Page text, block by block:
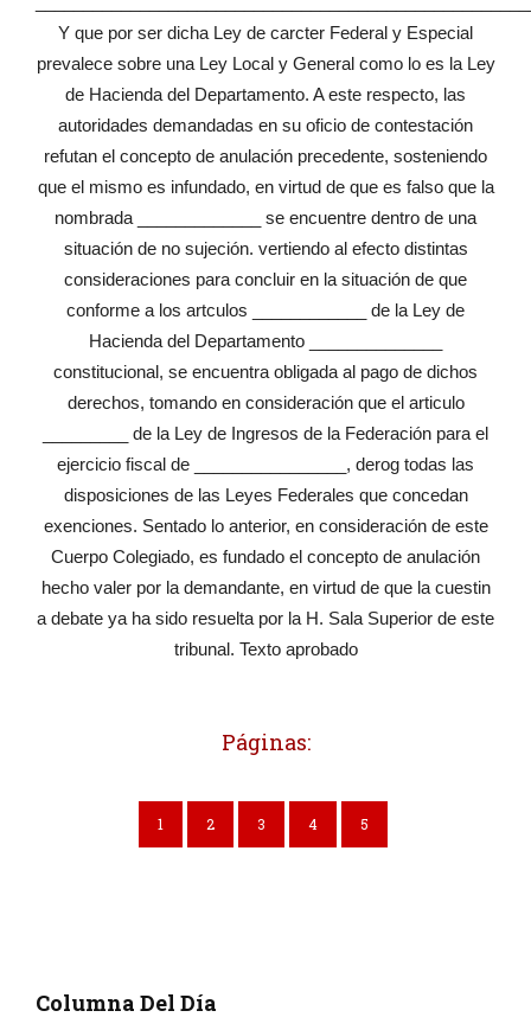
Y que por ser dicha Ley de carcter Federal y Especial
prevalece sobre una Ley Local y General como lo es la Ley
de Hacienda del Departamento. A este respecto, las
autoridades demandadas en su oficio de contestación
refutan el concepto de anulación precedente, sosteniendo
que el mismo es infundado, en virtud de que es falso que la
nombrada _____________ se encuentre dentro de una
situación de no sujeción. vertiendo al efecto distintas
consideraciones para concluir en la situación de que
conforme a los artculos ____________ de la Ley de
Hacienda del Departamento ______________
constitucional, se encuentra obligada al pago de dichos
derechos, tomando en consideración que el articulo
_________ de la Ley de Ingresos de la Federación para el
ejercicio fiscal de ________________, derog todas las
disposiciones de las Leyes Federales que concedan
exenciones. Sentado lo anterior, en consideración de este
Cuerpo Colegiado, es fundado el concepto de anulación
hecho valer por la demandante, en virtud de que la cuestin
a debate ya ha sido resuelta por la H. Sala Superior de este
tribunal. Texto aprobado
Páginas:
1 2 3 4 5
Columna Del Día